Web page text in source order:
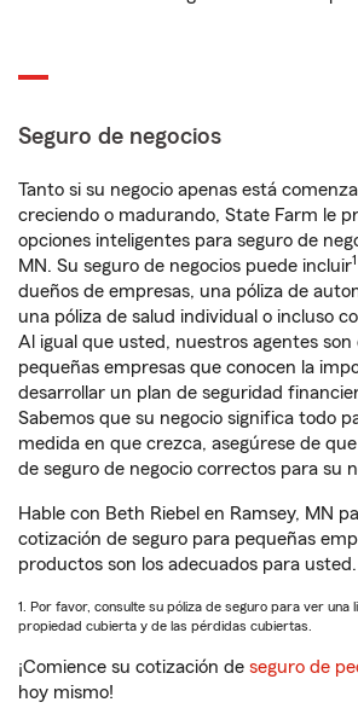
Seguro de negocios
Tanto si su negocio apenas está
creciendo o madurando, State Farm le
opciones inteligentes para seguro de
MN. Su seguro de negocios puede incluir1
dueños de empresas, una póliza de
una póliza de salud individual o incluso
Al igual que usted, nuestros agentes son
pequeñas empresas que conocen la
desarrollar un plan de seguridad
Sabemos que su negocio significa todo
medida en que crezca, asegúrese de
de seguro de negocio correctos para su
Hable con Beth Riebel en Ramsey, MN
cotización de seguro para pequeñas
productos son los adecuados para usted.
1. Por favor, consulte su póliza de seguro para ver una
propiedad cubierta y de las pérdidas cubiertas.
¡Comience su cotización de seguro de
hoy mismo!